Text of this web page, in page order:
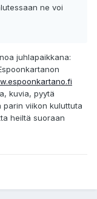
ne voi
juhlapaikkana:
kuvia, pyytä
parin viikon kuluttuta
heiltä suoraan